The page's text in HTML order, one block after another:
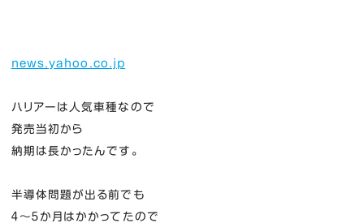
news.yahoo.co.jp
ハリアーは人気車種なので
発売当初から
納期は長かったんです。
半導体問題が出る前でも
４～５か月はかかってたので